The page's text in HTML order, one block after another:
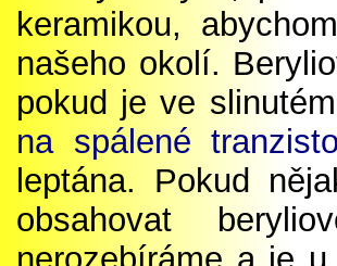
keramikou,
našeho okolí.
pokud je ve
na spálené
leptána. Pokud
obsahovat